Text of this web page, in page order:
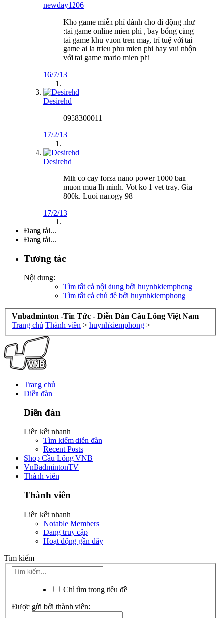
newday1206
Kho game miễn phí dành cho di động như
:tai game online mien phi , bay bổng cùng
tai game khu vuon tren may, trí tuệ với tai
game ai la trieu phu mien phi hay vui nhộn
với tai game mario mien phi
16/7/13
Desirehd
0938300011
17/2/13
Desirehd
Mih co cay forza nano power 1000 ban
muon mua lh minh. Vot ko 1 vet tray. Gia
800k. Luoi nanogy 98
17/2/13
Đang tải...
Đang tải...
Tương tác
Nội dung:
Tìm tất cả nội dung bởi huynhkiemphong
Tìm tất cả chủ đề bởi huynhkiemphong
Vnbadminton -Tin Tức - Diễn Đàn Cầu Lông Việt Nam
Trang chủ Thành viên > huynhkiemphong >
Trang chủ
Diễn đàn
Diễn đàn
Liên kết nhanh
Tìm kiếm diễn đàn
Recent Posts
Shop Cầu Lông VNB
VnBadmintonTV
Thành viên
Thành viên
Liên kết nhanh
Notable Members
Đang truy cập
Hoạt động gần đây
Tìm kiếm
Chỉ tìm trong tiêu đề
Được gửi bởi thành viên: